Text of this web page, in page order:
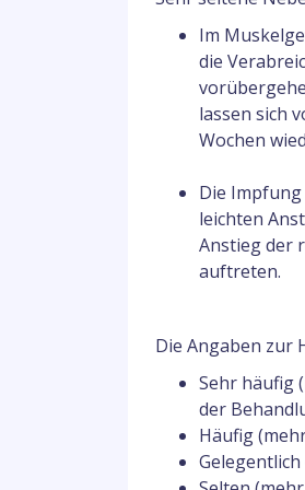
Im
die
lassen sich
Wochen
Die
leichten
Anstieg der
auftreten.
Die Angaben zur
Sehr häufig
der
Häufig